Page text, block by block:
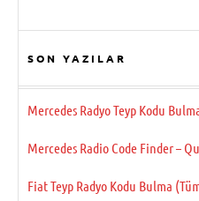
SON YAZILAR
Mercedes Radyo Teyp Kodu
Mercedes Radio Code Finder –
Fiat Teyp Radyo Kodu Bulma